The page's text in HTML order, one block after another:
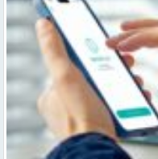
Pievienojies vairāk kā 1,2
lietotājiem